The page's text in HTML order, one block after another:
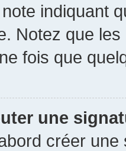
indiquant
Notez que
fois que
une
créer